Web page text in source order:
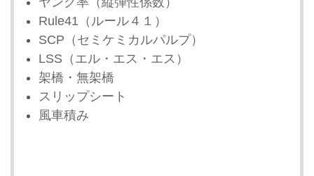
Rule41（ルール４１）
SCP（セミケミカルパルプ）
LSS（エル・エス・エス）
架橋・無架橋
スリップシート
風車積み